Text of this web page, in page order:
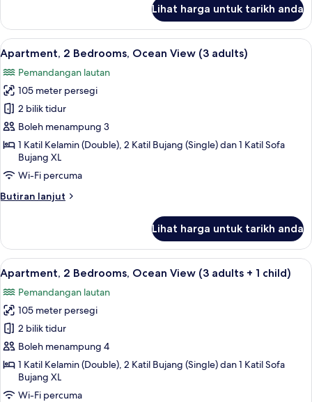
children)
2
Bedrooms,
Ocean
View
(2
adults
+
4
children)
Lihat harga untuk tarikh anda
Lihat
semua
foto
untuk
Apartment,
2
Bedrooms,
Ocean
View
(3
adults)
2 bilik tidur, peti besi dalam bilik,
10
Apartment, 2 Bedrooms, Ocean View (3 adults)
Pemandangan lautan
105 meter persegi
2 bilik tidur
Boleh menampung 3
1 Katil Kelamin (Double), 2 Katil Bujang (Single) dan 1 Katil Sofa
Bujang XL
Wi-Fi percuma
Butiran lanjut
Butiran
2
Bedrooms,
Ocean
View
(3
adults)
Lihat harga untuk tarikh anda
Lihat
semua
foto
untuk
Apartment,
2
Bedrooms,
Ocean
View
2 bilik tidur, peti besi dalam bilik,
10
Apartment, 2 Bedrooms, Ocean View (3 adults + 1 child)
Pemandangan lautan
105 meter persegi
2 bilik tidur
Boleh menampung 4
1 Katil Kelamin (Double), 2 Katil Bujang (Single) dan 1 Katil Sofa
Bujang XL
Wi-Fi percuma